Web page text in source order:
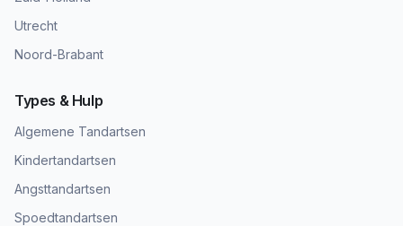
Utrecht
Noord-Brabant
Types & Hulp
Algemene Tandartsen
Kindertandartsen
Angsttandartsen
Spoedtandartsen